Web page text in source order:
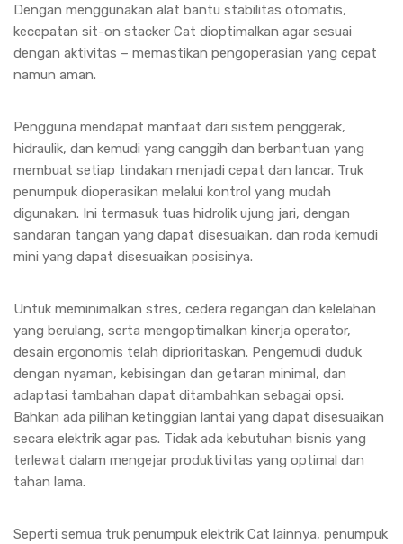
Dengan menggunakan alat bantu stabilitas otomatis,
kecepatan sit-on stacker Cat dioptimalkan agar sesuai
dengan aktivitas – memastikan pengoperasian yang cepat
namun aman.
Pengguna mendapat manfaat dari sistem penggerak,
hidraulik, dan kemudi yang canggih dan berbantuan yang
membuat setiap tindakan menjadi cepat dan lancar. Truk
penumpuk dioperasikan melalui kontrol yang mudah
digunakan. Ini termasuk tuas hidrolik ujung jari, dengan
sandaran tangan yang dapat disesuaikan, dan roda kemudi
mini yang dapat disesuaikan posisinya.
Untuk meminimalkan stres, cedera regangan dan kelelahan
yang berulang, serta mengoptimalkan kinerja operator,
desain ergonomis telah diprioritaskan. Pengemudi duduk
dengan nyaman, kebisingan dan getaran minimal, dan
adaptasi tambahan dapat ditambahkan sebagai opsi.
Bahkan ada pilihan ketinggian lantai yang dapat disesuaikan
secara elektrik agar pas. Tidak ada kebutuhan bisnis yang
terlewat dalam mengejar produktivitas yang optimal dan
tahan lama.
Seperti semua truk penumpuk elektrik Cat lainnya, penumpuk